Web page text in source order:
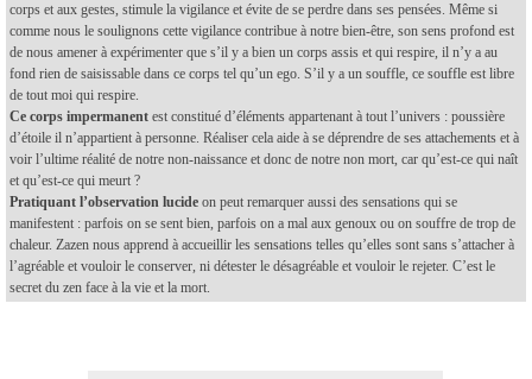
corps et aux gestes, stimule la vigilance et évite de se perdre dans ses pensées. Même si
comme nous le soulignons cette vigilance contribue à notre bien-être, son sens profond est
de nous amener à expérimenter que s’il y a bien un corps assis et qui respire, il n’y a au
fond rien de saisissable dans ce corps tel qu’un ego. S’il y a un souffle, ce souffle est libre
de tout moi qui respire.
Ce corps impermanent est constitué d’éléments appartenant à tout l’univers : poussière
d’étoile il n’appartient à personne. Réaliser cela aide à se déprendre de ses attachements et à
voir l’ultime réalité de notre non-naissance et donc de notre non mort, car qu’est-ce qui naît
et qu’est-ce qui meurt ?
Pratiquant l’observation lucide on peut remarquer aussi des sensations qui se
manifestent : parfois on se sent bien, parfois on a mal aux genoux ou on souffre de trop de
chaleur. Zazen nous apprend à accueillir les sensations telles qu’elles sont sans s’attacher à
l’agréable et vouloir le conserver, ni détester le désagréable et vouloir le rejeter. C’est le
secret du zen face à la vie et la mort.